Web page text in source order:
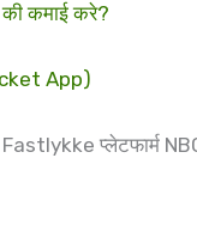
कमाई करे?
App)
प्लेटफार्म